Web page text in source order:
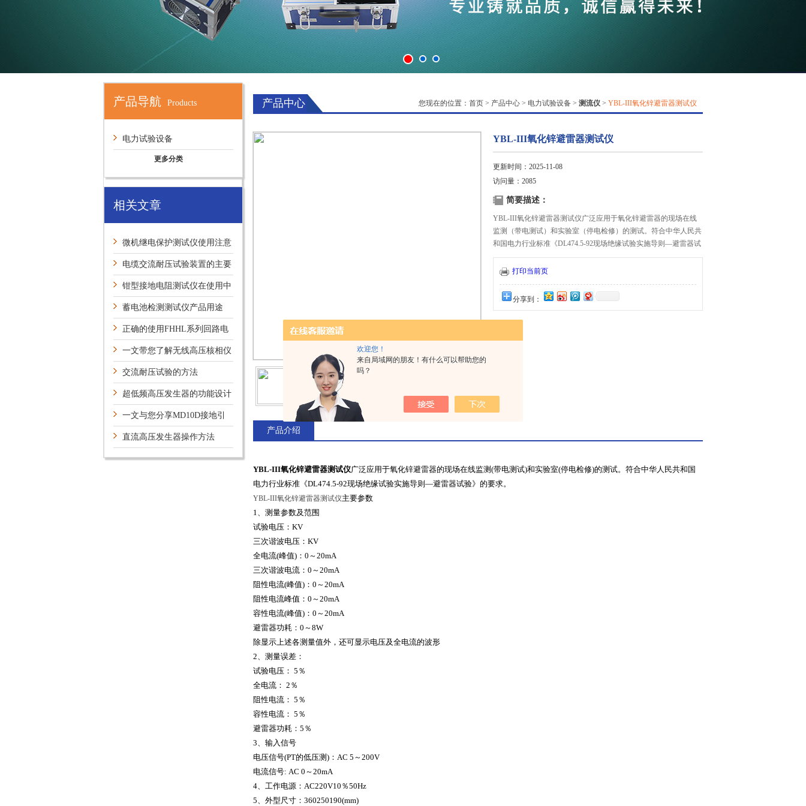
欢迎您！
来自局域网的朋友！有什么可以帮助您的
吗？
产品导航 Products
电力试验设备
更多分类
相关文章
微机继电保护测试仪使用注意
事项（下）
电缆交流耐压试验装置的主要
试验项目
钳型接地电阻测试仪在使用中
应该注意些什么问题？
蓄电池检测测试仪产品用途
正确的使用FHHL系列回路电
阻测试仪可以确保准确的测量
一文带您了解无线高压核相仪
的安全守则
交流耐压试验的方法
超低频高压发生器的功能设计
特性有哪些？
一文与您分享MD10D接地引
下线导通测试仪的正确使用步骤
直流高压发生器操作方法
产品中心 您现在的位置： 首页 > 产品中心 > 电力试验设备 > 测流仪 > YBL-III氧化锌避雷器测试仪
YBL-III氧化锌避雷器测试仪
更新时间：2025-11-08
访问量：2085
简要描述：
YBL-III氧化锌避雷器测试仪​广泛应用于氧化锌避雷器的现场在线
监测（带电测试）和实验室（停电检修）的测试。符合中华人民共
和国电力行业标准《DL474.5-92现场绝缘试验实施导则—避雷器试
验》的要求。
打印当前页
分享到：
产品介绍
YBL-III氧化锌避雷器测试仪广泛应用于氧化锌避雷器的现场在线监测(带电测试)和实验室(停电检修)的测试。符合中华人民共和国
电力行业标准《DL474.5-92现场绝缘试验实施导则—避雷器试验》的要求。
YBL-III氧化锌避雷器测试仪主要参数
1、测量参数及范围
试验电压：KV
三次谐波电压：KV
全电流(峰值)：0～20mA
三次谐波电流：0～20mA
阻性电流(峰值)：0～20mA
阻性电流峰值：0～20mA
容性电流(峰值)：0～20mA
避雷器功耗：0～8W
除显示上述各测量值外，还可显示电压及全电流的波形
2、测量误差：
试验电压： 5％
全电流： 2％
阻性电流： 5％
容性电流： 5％
避雷器功耗：5％
3、输入信号
电压信号(PT的低压测)：AC 5～200V
电流信号: AC 0～20mA
4、工作电源：AC220V10％50Hz
5、外型尺寸：360250190(mm)